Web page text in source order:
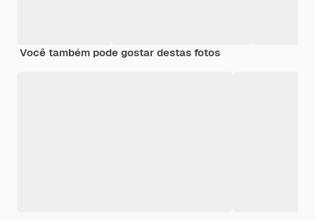
Você também pode gostar destas fotos